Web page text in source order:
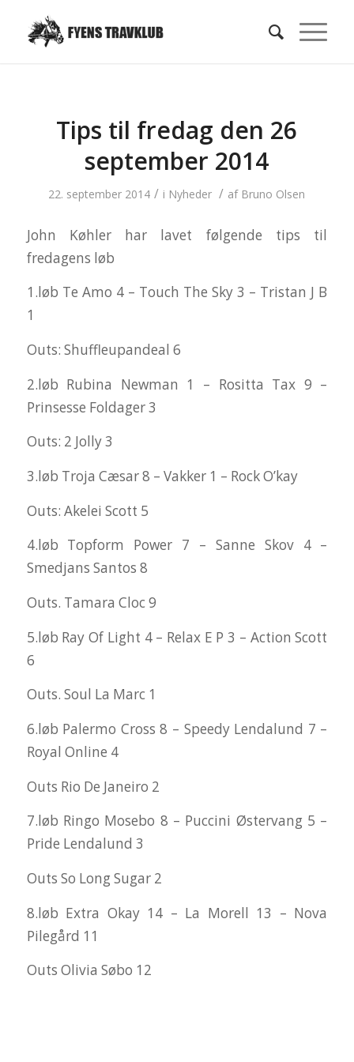
Tips til fredag den 26
september 2014
22. september 2014 / i Nyheder / af Bruno Olsen
John Køhler har lavet følgende tips til
fredagens løb
1.løb Te Amo 4 – Touch The Sky 3 – Tristan J B
1
Outs: Shuffleupandeal 6
2.løb Rubina Newman 1 – Rositta Tax 9 –
Prinsesse Foldager 3
Outs: 2 Jolly 3
3.løb Troja Cæsar 8 – Vakker 1 – Rock O’kay
Outs: Akelei Scott 5
4.løb Topform Power 7 – Sanne Skov 4 –
Smedjans Santos 8
Outs. Tamara Cloc 9
5.løb Ray Of Light 4 – Relax E P 3 – Action Scott
6
Outs. Soul La Marc 1
6.løb Palermo Cross 8 – Speedy Lendalund 7 –
Royal Online 4
Outs Rio De Janeiro 2
7.løb Ringo Mosebo 8 – Puccini Østervang 5 –
Pride Lendalund 3
Outs So Long Sugar 2
8.løb Extra Okay 14 – La Morell 13 – Nova
Pilegård 11
Outs Olivia Søbo 12